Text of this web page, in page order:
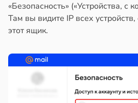
«Безопасность» («Устройства, с
Там вы видите IP всех
этот ящик.